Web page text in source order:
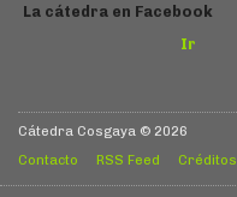
La cátedra en Facebook
Ir
Cátedra Cosgaya © 2026
Contacto
RSS Feed Créditos